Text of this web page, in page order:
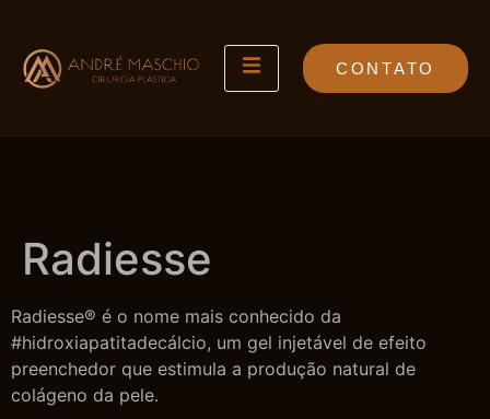
CONTATO
Radiesse
Radiesse® é o nome mais conhecido da
#hidroxiapatitadecálcio, um gel injetável de efeito
preenchedor que estimula a produção natural de
colágeno da pele.